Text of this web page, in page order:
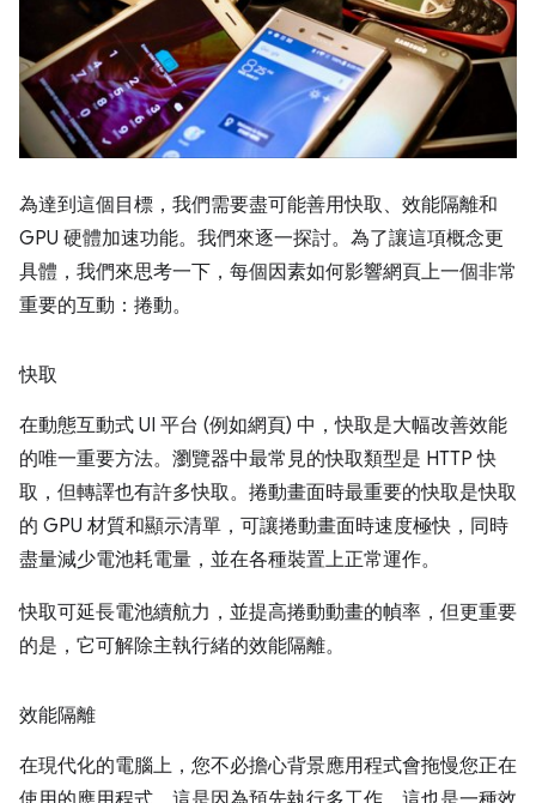
為達到這個目標，我們需要盡可能善用快取、效能隔離和
GPU 硬體加速功能。我們來逐一探討。為了讓這項概念更
具體，我們來思考一下，每個因素如何影響網頁上一個非常
重要的互動：捲動。
快取
在動態互動式 UI 平台 (例如網頁) 中，快取是大幅改善效能
的唯一重要方法。瀏覽器中最常見的快取類型是 HTTP 快
取，但轉譯也有許多快取。捲動畫面時最重要的快取是快取
的 GPU 材質和顯示清單，可讓捲動畫面時速度極快，同時
盡量減少電池耗電量，並在各種裝置上正常運作。
快取可延長電池續航力，並提高捲動動畫的幀率，但更重要
的是，它可解除主執行緒的效能隔離。
效能隔離
在現代化的電腦上，您不必擔心背景應用程式會拖慢您正在